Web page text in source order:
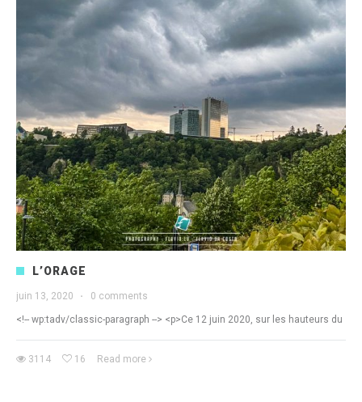
L’ORAGE
juin 13, 2020 · 0 comments
<!-- wp:tadv/classic-paragraph --> <p>Ce 12 juin 2020, sur les hauteurs du
3114 16 Read more